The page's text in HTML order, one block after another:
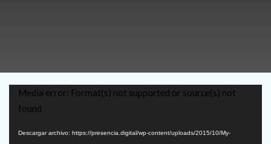
Reproductor
Media error: Format(s) not supported or source(s) not
found
Descargar archivo: https://presencia.digital/wp-content/uploads/2015/10/My-